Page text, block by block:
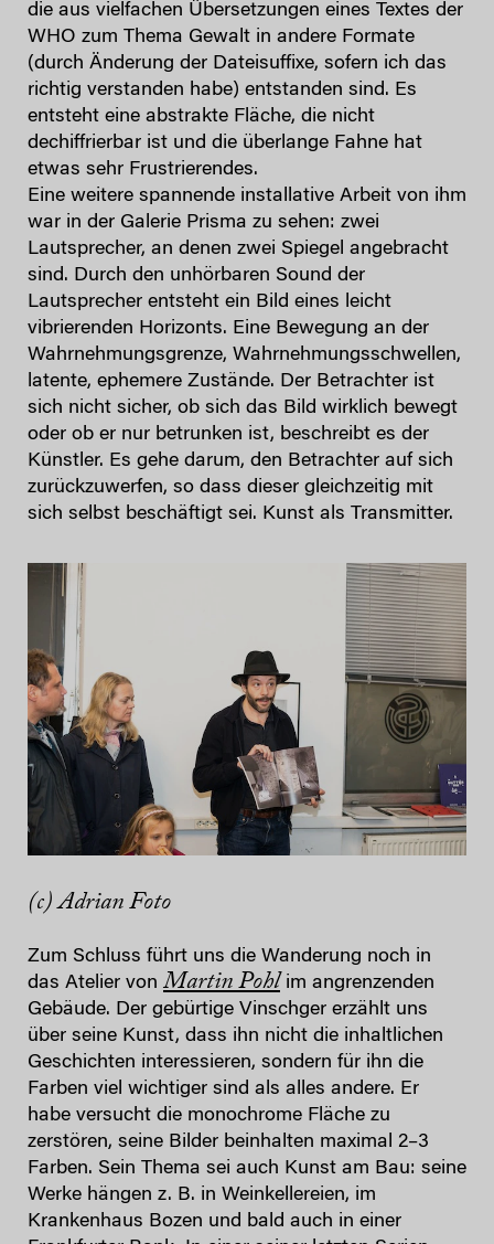
die aus vielfachen Übersetzungen eines Textes der
WHO zum Thema Gewalt in andere Formate
(durch Änderung der Dateisuffixe, sofern ich das
richtig verstanden habe) entstanden sind. Es
entsteht eine abstrakte Fläche, die nicht
dechiffrierbar ist und die überlange Fahne hat
etwas sehr Frustrierendes.
Eine weitere spannende installative Arbeit von ihm
war in der Galerie Prisma zu sehen: zwei
Lautsprecher, an denen zwei Spiegel angebracht
sind. Durch den unhörbaren Sound der
Lautsprecher entsteht ein Bild eines leicht
vibrierenden Horizonts. Eine Bewegung an der
Wahrnehmungsgrenze, Wahrnehmungsschwellen,
latente, ephemere Zustände. Der Betrachter ist
sich nicht sicher, ob sich das Bild wirklich bewegt
oder ob er nur betrunken ist, beschreibt es der
Künstler. Es gehe darum, den Betrachter auf sich
zurückzuwerfen, so dass dieser gleichzeitig mit
sich selbst beschäftigt sei. Kunst als Transmitter.
(c) Adrian Foto
Zum Schluss führt uns die Wanderung noch in
das Atelier von Martin Pohl im angrenzenden
Gebäude. Der gebürtige Vinschger erzählt uns
über seine Kunst, dass ihn nicht die inhaltlichen
Geschichten interessieren, sondern für ihn die
Farben viel wichtiger sind als alles andere. Er
habe versucht die monochrome Fläche zu
zerstören, seine Bilder beinhalten maximal 2–3
Farben. Sein Thema sei auch Kunst am Bau: seine
Werke hängen z. B. in Weinkellereien, im
Krankenhaus Bozen und bald auch in einer